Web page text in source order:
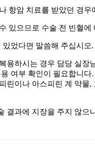
항암 치료를 받았던 경
있으므로 수술 전 빈혈
었다면 말씀해 주십시오.
용하시는 경우 담당 실
여부 확인이 필요합니
이나 아스피린 계 약물
결과에 지장을 주지 않으